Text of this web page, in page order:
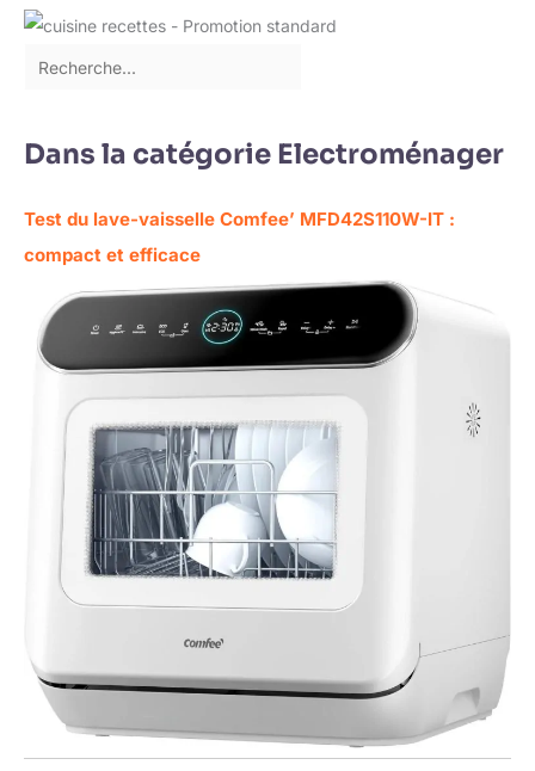
Dans la catégorie Electroménager
Test du lave-vaisselle Comfee’ MFD42S110W-IT :
compact et efficace